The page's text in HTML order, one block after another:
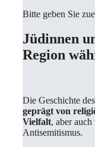
Bitte geben Sie
Jüdinnen
Region
Die Geschichte
geprägt von
Vielfalt, aber
Antisemitismus.